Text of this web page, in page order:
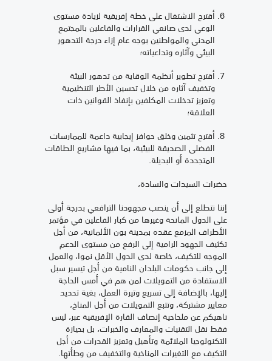
أقترح الاشتغال على خطة إفريقية لزيادة مستوى
الوعي لدى صانعي القرارات والفاعلين بالمجتمع
المدني والمواطنين بوجه عام إزاء درجة التدهور
البيئي وآثاره وتداعياته؛
أقترح تطوير أنظمة الوقاية من تدهور البيئة
وتخفيف آثاره من خلال تحسين الأطر التنظيمية
وتعزيز تدخلات المكلفين بإنفاذ القوانين ذات
العلاقة؛
أقترح تثمين وخلق حوافز إيجابية داعمة للممارسات
الفضلى الصديقة للبيئية، بما فيها مشاريع الطاقات
المتجددة أو البديلة.
حضرات السيدات والسادة،
إننا نتطلع إلى أن ينصب مجهودنا الترافعي بدرجة أولى
على الدول المانحة وغيرها من كبار الفاعلين في مؤتمر
الأطراف المزمع عقده بمدينة بون الألمانية، من أجل
تكثيف الجهود الرامية إلى الرفع من مستوى الدعم
الموجه للتكيف، خاصة لدى الدول الأقل نموا، والعمل
إلى جانب حكومات البلدان النامية من أجل تيسير سبل
الاستفادة من التمويلات لمن هم في أمس الحاجة
إليها، بالإضافة إلى تسريع وتيرة العمل، بغية تحديد
معايير مشتركة، وتتبع التمويلات من أجل المناخ،
ناهيكم عن ملحاحية إنصاف القارة الإفريقية عبر، ليس
فقط نقل التقنيات والمعارف والخبرات، بل بحيازة
التكنولوجيا الملائمة وتأهيل وتعزيز القدرات من أجل
التكيف مع التغيرات المناخية والتخفيف من وطأتها.